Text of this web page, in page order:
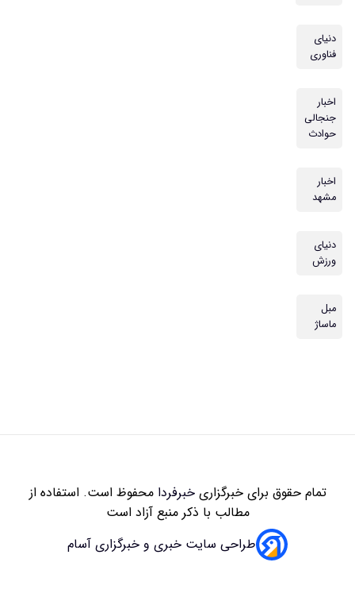
دنیای
فناوری
اخبار
جنجالی
حوادث
اخبار
مشهد
دنیای
ورزش
مبل
ماساژ
تمام حقوق برای خبرگزاریخبرفردامحفوظ است. استفاده از
مطالب با ذکر منبع آزاد است
طراحی سایت خبری و خبرگزاری آسام